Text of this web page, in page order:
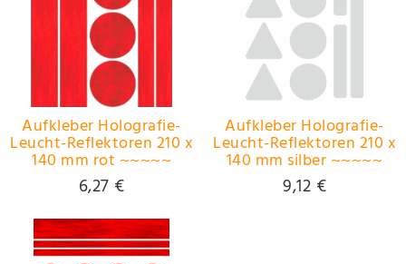
Aufkleber Holografie-
Leucht-Reflektoren 210 x
140 mm rot ~~~~~
schneller Versand
innerhalb 24 Stunden
~~~~~
6,27 €
Aufkleber Holografie-
Leucht-Reflektoren 210 x
140 mm silber ~~~~~
schneller Versand
innerhalb 24 Stunden
9,12 €